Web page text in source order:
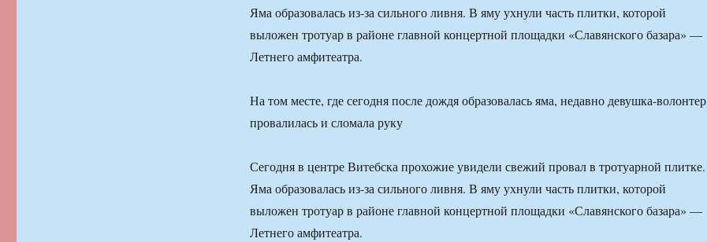
Яма образовалась из-за сильного ливня. В яму ухнули часть плитки, которой
выложен тротуар в районе главной концертной площадки «Славянского базара» —
Летнего амфитеатра.
На том месте, где сегодня после дождя образовалась яма, недавно девушка-волонтер
провалилась и сломала руку
Сегодня в центре Витебска прохожие увидели свежий провал в тротуарной плитке.
Яма образовалась из-за сильного ливня. В яму ухнули часть плитки, которой
выложен тротуар в районе главной концертной площадки «Славянского базара» —
Летнего амфитеатра.